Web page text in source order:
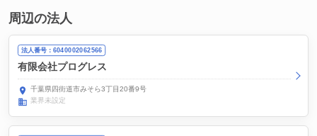
周辺の法人
法人番号：6040002062566
有限会社プログレス
千葉県四街道市みそら3丁目20番9号
業界未設定